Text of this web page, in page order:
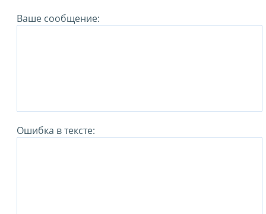
Ваше сообщение:
Ошибка в тексте: